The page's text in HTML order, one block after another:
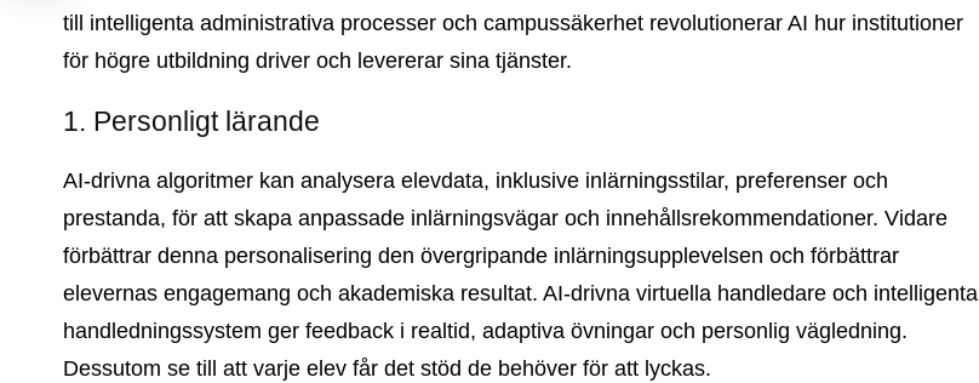
till intelligenta administrativa processer och campussäkerhet revolutionerar AI hur institutioner
för högre utbildning driver och levererar sina tjänster.
1. Personligt lärande
AI-drivna algoritmer kan analysera elevdata, inklusive inlärningsstilar, preferenser och
prestanda, för att skapa anpassade inlärningsvägar och innehållsrekommendationer. Vidare
förbättrar denna personalisering den övergripande inlärningsupplevelsen och förbättrar
elevernas engagemang och akademiska resultat. AI-drivna virtuella handledare och intelligenta
handledningssystem ger feedback i realtid, adaptiva övningar och personlig vägledning.
Dessutom se till att varje elev får det stöd de behöver för att lyckas.